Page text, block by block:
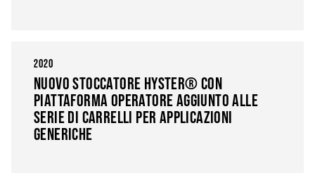
2020
NUOVO STOCCATORE HYSTER® CON
PIATTAFORMA OPERATORE AGGIUNTO ALLE
SERIE DI CARRELLI PER APPLICAZIONI
GENERICHE